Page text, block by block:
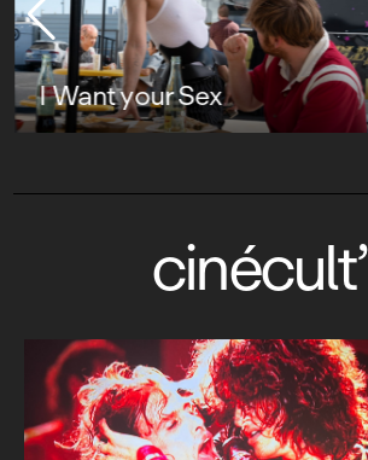
I Want your Sex
cinécult’